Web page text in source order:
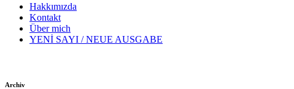
Hakkımızda
Kontakt
Über mich
YENİ SAYI / NEUE AUSGABE
Archiv